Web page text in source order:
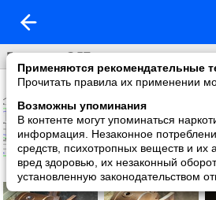
Применяются рекомендательные
Прочитать правила их применении
Возможны упоминания
В контенте могут упоминаться
информация. Незаконное
средств, психотропных веществ и их
вред здоровью, их незаконный
установленную законодательством
Большие ЗДТ + гидроручник